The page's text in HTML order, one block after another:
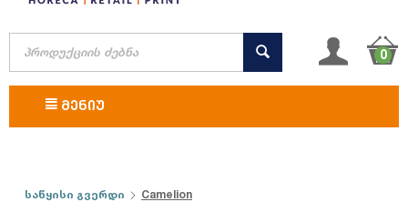
0
ᲛᲔᲜᲘᲣ
საწყისი გვერდი Camelion